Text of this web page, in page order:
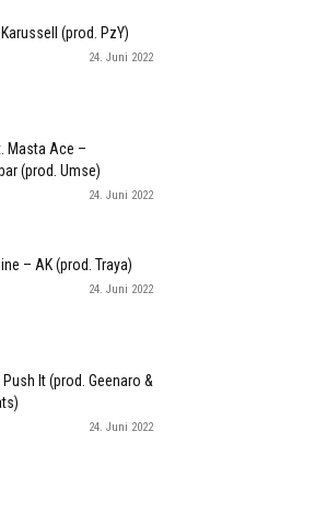
(prod. PzY)
24. Juni 2022
Masta Ace –
(prod. Umse)
24. Juni 2022
– AK (prod. Traya)
24. Juni 2022
Push It (prod. Geenaro &
24. Juni 2022